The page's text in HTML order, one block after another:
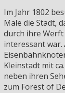
Im Jahr 1802
Male die Stadt,
durch ihre
interessant war.
Kleinstadt mit
neben ihren
zum Forest of